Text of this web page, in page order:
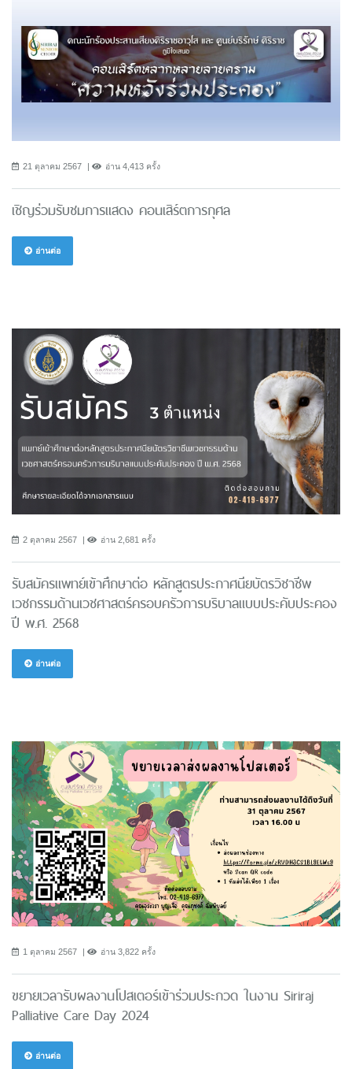
21 ตุลาคม 2567 อ่าน 4,413 ครั้ง
เชิญร่วมรับชมการแสดง คอนเสิร์ตการกุศล
อ่านต่อ
2 ตุลาคม 2567 อ่าน 2,681 ครั้ง
รับสมัครแพทย์เข้าศึกษาต่อ หลักสูตรประกาศนียบัตรวิชาชีพ
เวชกรรมด้านเวชศาสตร์ครอบครัวการบริบาลแบบประคับประคอง
ปี พ.ศ. 2568
อ่านต่อ
1 ตุลาคม 2567 อ่าน 3,822 ครั้ง
ขยายเวลารับผลงานโปสเตอร์เข้าร่วมประกวด ในงาน Siriraj
Palliative Care Day 2024
อ่านต่อ